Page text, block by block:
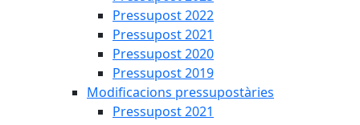
Pressupost 2022
Pressupost 2021
Pressupost 2020
Pressupost 2019
Modificacions pressupostàries
Pressupost 2021